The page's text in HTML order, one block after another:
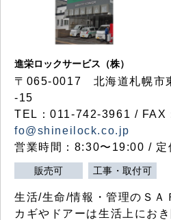
進栄ロックサービス（株）
〒065-0017 北海道札幌市
-15
TEL：011-742-3961 / FAX
fo@shineilock.co.jp
営業時間：8:30〜19:00 / 定
販売可 工事・取付可
生活/生命/情報・管理のＳＡ
カギやドアーは生活上にお